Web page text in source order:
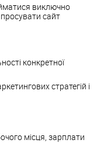
виключно
сайт
конкретної
стратегій і
місця, зарплати